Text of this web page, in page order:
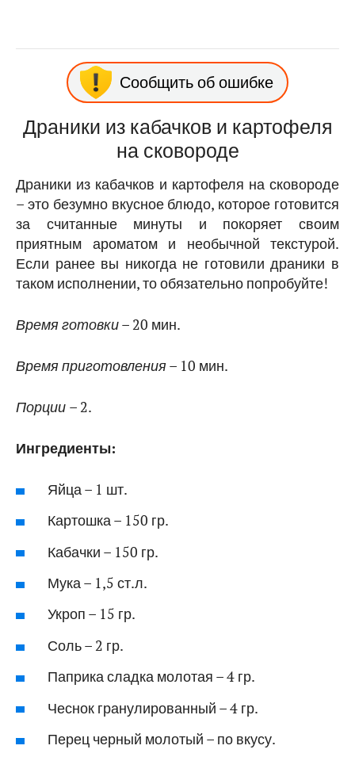
Сообщить об ошибке
Драники из кабачков и картофеля
на сковороде
Драники из кабачков и картофеля на сковороде
– это безумно вкусное блюдо, которое готовится
за считанные минуты и покоряет своим
приятным ароматом и необычной текстурой.
Если ранее вы никогда не готовили драники в
таком исполнении, то обязательно попробуйте!
Время готовки– 20 мин.
Время приготовления– 10 мин.
Порции – 2.
Ингредиенты:
Яйца – 1 шт.
Картошка – 150 гр.
Кабачки – 150 гр.
Мука – 1,5 ст.л.
Укроп – 15 гр.
Соль – 2 гр.
Паприка сладка молотая – 4 гр.
Чеснок гранулированный – 4 гр.
Перец черный молотый – по вкусу.